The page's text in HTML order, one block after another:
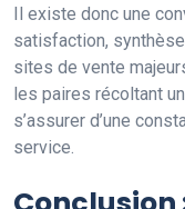
Il existe donc une
satisfaction,
sites de vente
les paires récoltant
s’assurer d’une
service.